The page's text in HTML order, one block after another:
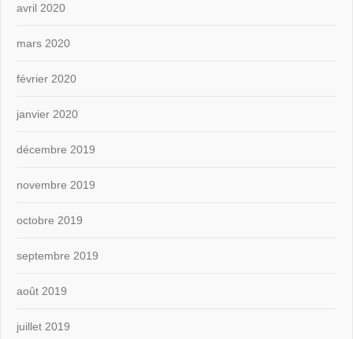
avril 2020
mars 2020
février 2020
janvier 2020
décembre 2019
novembre 2019
octobre 2019
septembre 2019
août 2019
juillet 2019